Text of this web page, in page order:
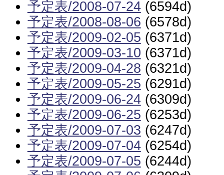
予定表/2008-07-24(6594d)
予定表/2008-08-06 (6578d)
予定表/2009-02-05 (6371d)
予定表/2009-03-10 (6371d)
予定表/2009-04-28 (6321d)
予定表/2009-05-25 (6291d)
予定表/2009-06-24(6309d)
予定表/2009-06-25 (6253d)
予定表/2009-07-03 (6247d)
予定表/2009-07-04(6254d)
予定表/2009-07-05 (6244d)